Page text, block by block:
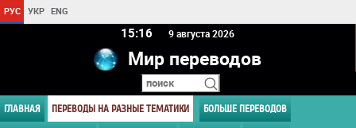
РУС УКР ENG
15 16 9 августа 2026
Мир переводов
ГЛАВНАЯ ПЕРЕВОДЫ НА РАЗНЫЕ ТЕМАТИКИ БОЛЬШЕ ПЕРЕВОДОВ